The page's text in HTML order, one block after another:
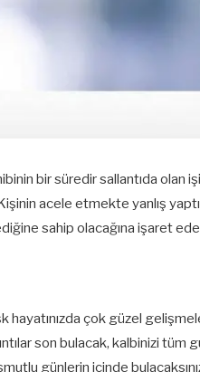
bir süredir sallantıda olan
acele etmekte yanlış
sahip olacağına işaret
hayatınızda çok güzel
son bulacak, kalbinizi tüm
günlerin içinde